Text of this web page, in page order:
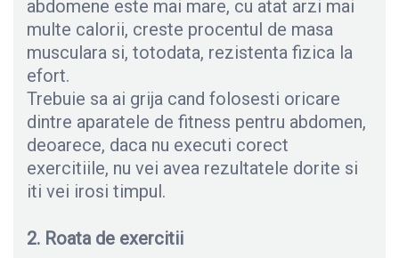
abdomene este mai mare, cu atat arzi mai
multe calorii, creste procentul de masa
musculara si, totodata, rezistenta fizica la
efort.
Trebuie sa ai grija cand folosesti oricare
dintre aparatele de fitness pentru abdomen,
deoarece, daca nu executi corect
exercitiile, nu vei avea rezultatele dorite si
iti vei irosi timpul.
2. Roata de exercitii